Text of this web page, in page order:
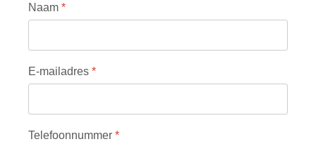
Naam *
E-mailadres *
Telefoonnummer *